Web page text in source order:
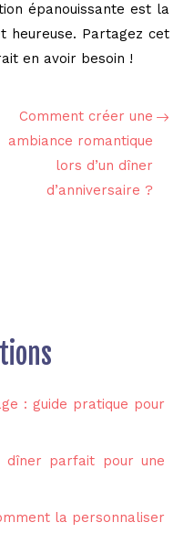
épanouissante est la
heureuse. Partagez cet
en avoir besoin !
Comment créer une
ambiance romantique
lors d’un dîner
d’anniversaire ?
: guide pratique pour
dîner parfait pour une
la personnaliser